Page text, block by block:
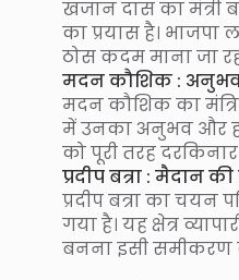
खजान दास का मंत्री
का प्रयास है।
ठोस कदम माना जा
मदन कौशिक : अनुभव
मदन कौशिक का
में उनका अनुभव और
को पूरी तरह
प्रदीप बत्रा : मैदान
प्रदीप बत्रा का चयन
गया है। यह क्षेत्र
बनना इसी समीकरण